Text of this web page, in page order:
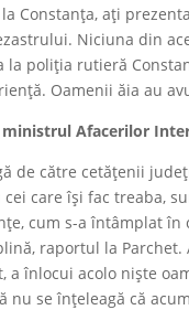
Constanța, ați
Niciuna din
la poliția rutieră
Oamenii ăia au
ministrul Afacerilor
de către cetăţenii
care își fac treaba,
cum s-a întâmplat în
raportul la
a înlocui acolo niște
nu se înțeleagă că